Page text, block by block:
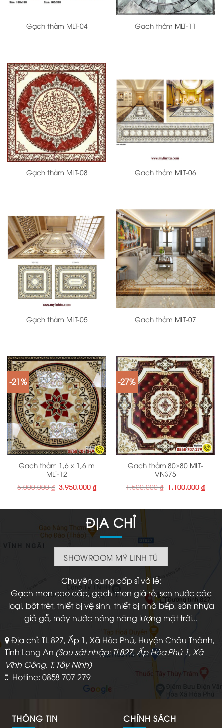
Gạch thảm MLT-04 Gạch thảm MLT-11
Gạch thảm MLT-08 Gạch thảm MLT-06
Gạch thảm MLT-05 Gạch thảm MLT-07
-21%
Gạch thảm 1,6 x 1,6 m
MLT-12
5.000.000₫ Giá
gốc
3.950.000 ₫Giá
hiện
3.950.000 ₫.
-27%
Gạch thảm 80×80 MLT-
VN375
1.500.000₫ Giá
gốc
1.100.000 ₫Giá
hiện
ĐỊA CHỈ
SHOWROOM MỸ LINH TÚ
Chuyên cung cấp sỉ và lẻ:
Gạch men cao cấp, gạch men giá rẻ, sơn nước các
loại, bột trét, thiết bị vệ sinh, thiết bị nhà bếp, sàn nhựa
giả gỗ, máy nước nóng năng lượng mặt trời...
Địa chỉ: TL 827, Ấp 1, Xã Hòa Phú, Huyện Châu Thành,
Tỉnh Long An (Sau sát nhập: TL827, Ấp Hòa Phú 1, Xã
Vĩnh Công, T. Tây Ninh)
Hotline: 0858 707 279
THÔNG TIN CHÍNH SÁCH